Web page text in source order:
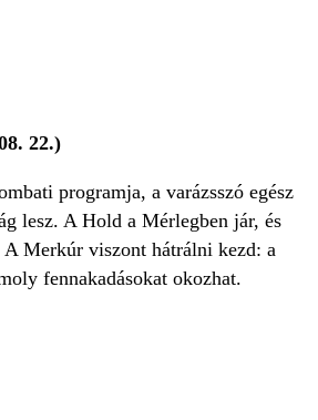
22.)
programja, a varázsszó egész
lesz. A Hold a Mérlegben jár, és
A Merkúr viszont hátrálni kezd: a
fennakadásokat okozhat.